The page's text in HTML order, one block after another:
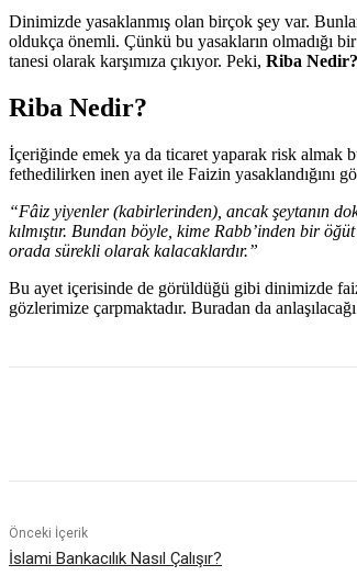
Dinimizde yasaklanmış olan birçok şey var.
oldukça önemli. Çünkü bu yasakların olmadığı
tanesi olarak karşımıza çıkıyor. Peki, Riba Nedir?
Riba Nedir?
İçeriğinde emek ya da ticaret yaparak risk almak
fethedilirken inen ayet ile Faizin yasaklandığını
“Fâiz yiyenler (kabirlerinden), ancak şeytanın
kılmıştır. Bundan böyle, kime Rabb’inden bir
orada sürekli olarak kalacaklardır.”
Bu ayet içerisinde de görüldüğü gibi dinimizde
gözlerimize çarpmaktadır. Buradan da
Önceki İçerik
İslami Bankacılık Nasıl Çalışır?